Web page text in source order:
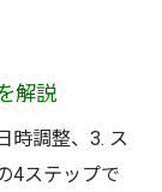
解説
時調整、3. ス
4ステップで